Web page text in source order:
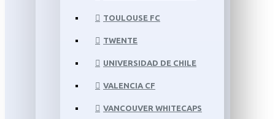
TOULOUSE FC
TWENTE
UNIVERSIDAD DE CHILE
VALENCIA CF
VANCOUVER WHITECAPS